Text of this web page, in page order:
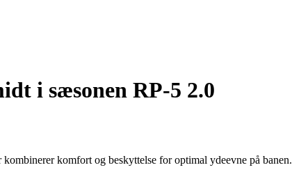
i sæsonen RP-5 2.0
komfort og beskyttelse for optimal ydeevne på banen.